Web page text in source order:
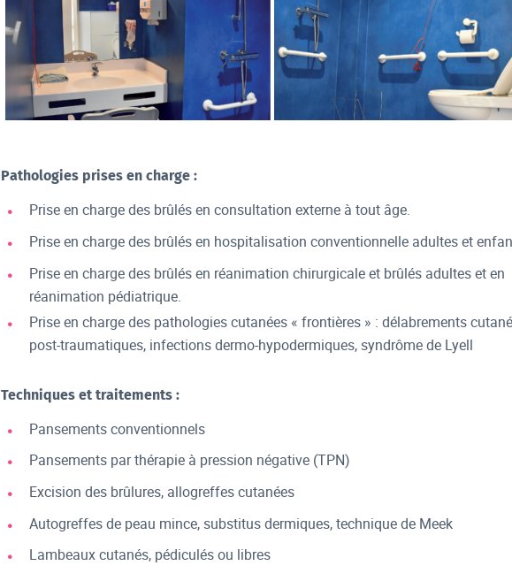
Pathologies prises en charge :
Prise en charge des brûlés en consultation externe à tout âge.
Prise en charge des brûlés en hospitalisation conventionnelle adultes et
Prise en charge des brûlés en réanimation chirurgicale et brûlés adultes et en
réanimation pédiatrique.
Prise en charge des pathologies cutanées « frontières » : délabrements
post-traumatiques, infections dermo-hypodermiques, syndrôme de Lyell
Techniques et traitements :
Pansements conventionnels
Pansements par thérapie à pression négative (TPN)
Excision des brûlures, allogreffes cutanées
Autogreffes de peau mince, substitus dermiques, technique de Meek
Lambeaux cutanés, pédiculés ou libres